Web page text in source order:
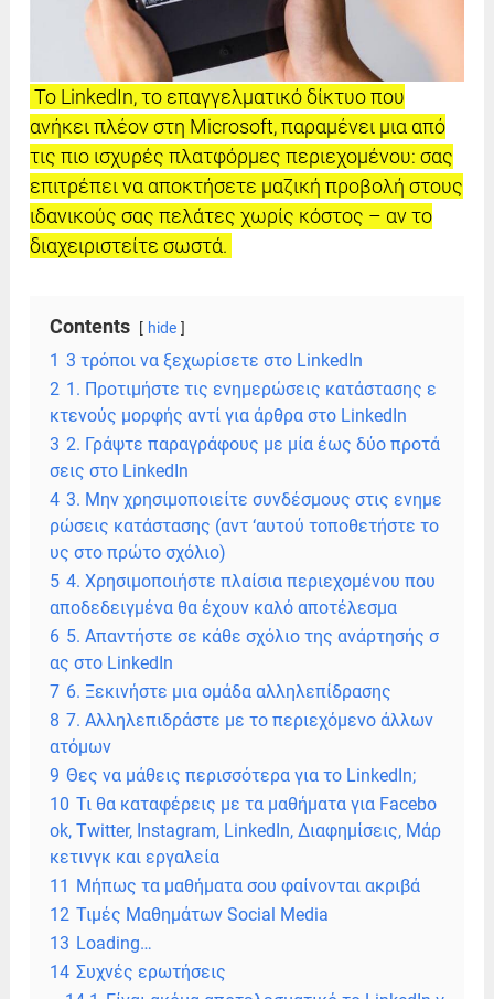
Το LinkedIn, το επαγγελματικό δίκτυο που
ανήκει πλέον στη Microsoft, παραμένει μια από
τις πιο ισχυρές πλατφόρμες περιεχομένου: σας
επιτρέπει να αποκτήσετε μαζική προβολή στους
ιδανικούς σας πελάτες χωρίς κόστος – αν το
διαχειριστείτε σωστά.
Contents hide
1 3 τρόποι να ξεχωρίσετε στο LinkedIn
2 1. Προτιμήστε τις ενημερώσεις κατάστασης ε
κτενούς μορφής αντί για άρθρα στο LinkedIn
3 2. Γράψτε παραγράφους με μία έως δύο προτά
σεις στο LinkedIn
4 3. Μην χρησιμοποιείτε συνδέσμους στις ενημε
ρώσεις κατάστασης (αντ ‘αυτού τοποθετήστε το
υς στο πρώτο σχόλιο)
5 4. Χρησιμοποιήστε πλαίσια περιεχομένου που
αποδεδειγμένα θα έχουν καλό αποτέλεσμα
6 5. Απαντήστε σε κάθε σχόλιο της ανάρτησής σ
ας στο LinkedIn
7 6. Ξεκινήστε μια ομάδα αλληλεπίδρασης
8 7. Αλληλεπιδράστε με το περιεχόμενο άλλων
ατόμων
9 Θες να μάθεις περισσότερα για το LinkedIn;
10 Τι θα καταφέρεις με τα μαθήματα για Facebo
ok, Twitter, Instagram, LinkedIn, Διαφημίσεις, Mάρ
κετινγκ και εργαλεία
11 Mήπως τα μαθήματα σου φαίνονται ακριβά
12 Τιμές Μαθημάτων Social Media
13 Loading…
14 Συχνές ερωτήσεις